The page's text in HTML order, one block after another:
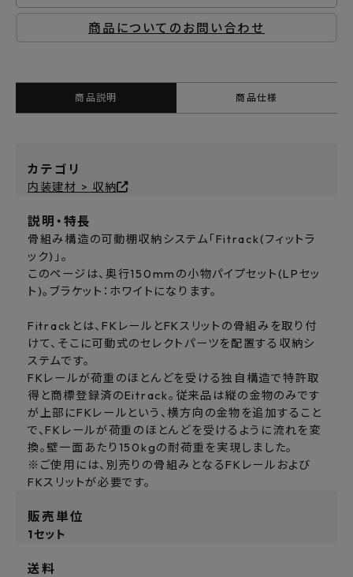
商品についてのお問い合わせ
商品説明 商品仕様
カテゴリ
内装建材 > 収納
説明・特長
骨組み構造の可動棚収納システム「Fitrack(フィットラ
ック)」。
このページは、奥行150mmの小物パイプセット(LPセッ
ト)。ブラケット：ホワイトになります。
Fitrackとは、FKレールとFKスリットの骨組みを取り付
けて、そこに可動式のセレクトパーツを配置する収納シ
ステムです。
FKレールが荷重のほとんどを受ける独自構造で特許取
得と商標登録済のEitrack。従来品は縦の金物のみです
が上部にFKレールという、横方向の金物を追加すること
で、FKレールが荷重のほとんどを受けるように流れを変
換。壁一面あたり150kgの耐荷重を実現しました。
※ご使用には、別売りの骨組みとなるFKレールおよび
FKスリットが必要です。
販売単位
1セット
送料